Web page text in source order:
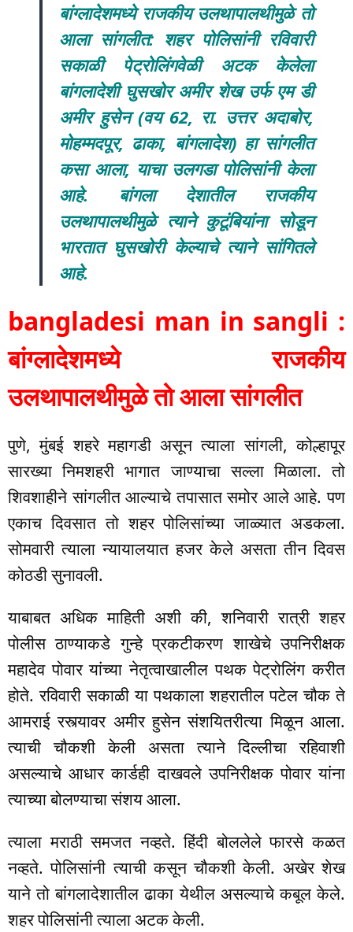
बांग्लादेशमध्ये राजकीय उलथापालथीमुळे तो
आला सांगलीत: शहर पोलिसांनी रविवारी
सकाळी पेट्रोलिंगवेळी अटक केलेला
बांगलादेशी घुसखोर अमीर शेख उर्फ एम डी
अमीर हुसेन (वय 62, रा. उत्तर अदाबोर,
मोहम्मदपूर, ढाका, बांगलादेश) हा सांगलीत
कसा आला, याचा उलगडा पोलिसांनी केला
आहे. बांगला देशातील राजकीय
उलथापालथीमुळे त्याने कुटूंबियांना सोडून
भारतात घुसखोरी केल्याचे त्याने सांगितले
आहे.
bangladesi man in sangli :
बांग्लादेशमध्ये राजकीय
उलथापालथीमुळे तो आला सांगलीत
पुणे, मुंबई शहरे महागडी असून त्याला सांगली, कोल्हापूर
सारख्या निमशहरी भागात जाण्याचा सल्ला मिळाला. तो
शिवशाहीने सांगलीत आल्याचे तपासात समोर आले आहे. पण
एकाच दिवसात तो शहर पोलिसांच्या जाळ्यात अडकला.
सोमवारी त्याला न्यायालयात हजर केले असता तीन दिवस
कोठडी सुनावली.
याबाबत अधिक माहिती अशी की, शनिवारी रात्री शहर
पोलीस ठाण्याकडे गुन्हे प्रकटीकरण शाखेचे उपनिरीक्षक
महादेव पोवार यांच्या नेतृत्वाखालील पथक पेट्रोलिंग करीत
होते. रविवारी सकाळी या पथकाला शहरातील पटेल चौक ते
आमराई रस्त्यावर अमीर हुसेन संशयितरीत्या मिळून आला.
त्याची चौकशी केली असता त्याने दिल्लीचा रहिवाशी
असल्याचे आधार कार्डही दाखवले उपनिरीक्षक पोवार यांना
त्याच्या बोलण्याचा संशय आला.
त्याला मराठी समजत नव्हते. हिंदी बोललेले फारसे कळत
नव्हते. पोलिसांनी त्याची कसून चौकशी केली. अखेर शेख
याने तो बांगलादेशातील ढाका येथील असल्याचे कबूल केले.
शहर पोलिसांनी त्याला अटक केली.